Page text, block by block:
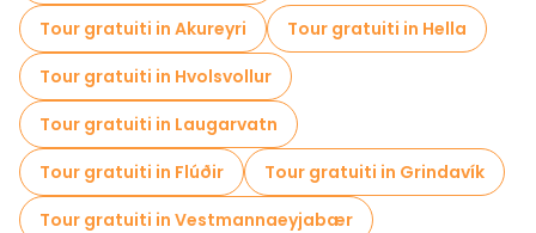
Tour gratuiti in Akureyri
Tour gratuiti in Hella
Tour gratuiti in Hvolsvollur
Tour gratuiti in Laugarvatn
Tour gratuiti in Flúðir
Tour gratuiti in Grindavík
Tour gratuiti in Vestmannaeyjabær